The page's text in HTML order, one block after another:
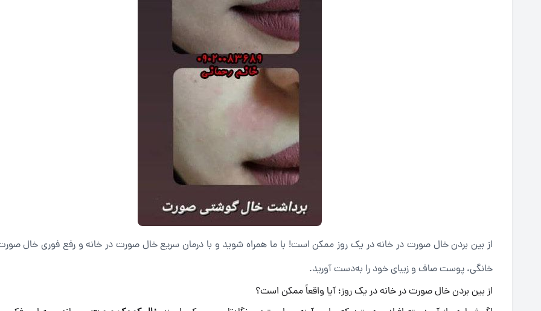
از بین بردن خال صورت در خانه در یک روز ممکن است! با ما همراه شوید و با درمان سریع خال صورت در خانه و رفع فوری خال
خانگی، پوست صاف و زیبای خود را به‌دست آورید.
از بین بردن خال صورت در خانه در یک روز؛ آیا واقعاً ممکن است؟